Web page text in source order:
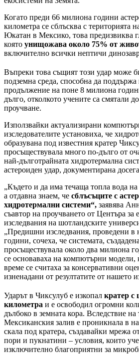
Когато преди 66 милиона години
километра се сблъсква с територията
Юкатан в Мексико, това предизвиква
която унищожава около 75% от
включително всички нептичи
Въпреки това същият този удар може
подземна среда, способна да
продължение на поне 8 милиона
дълго, отколкото учените са смятали
проучване.
Използвайки актуализирани
изследователите установиха, че
образувана под известния кратер
просъществувала много по-дълго от
най-дълготрайната хидротермална
астероиден удар, документирана
„Където и да има течаща топла вода
а отдавна знаем, че сблъсъците с
хидротермални системи“, заявява
съавтор на проучването от Центъра за
изследвания на шотландските
„Предишни изследвания, проведени в
години, сочеха, че системата,
просъществувала около два милиона
се основаваха на компютърни модели,
време се считаха за консервативни
изненадани от резултатите от нашето
Ударът в Чиксулуб е изкопал кратер с
километра и е освободил огромни
дълбоко в земната кора. Вследствие
Мексиканския залив е проникнала в
скала под кратера, създавайки мрежа
пори и пукнатини – условия, които
изключително благоприятни за